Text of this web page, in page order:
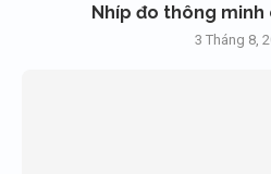
Nhíp đo thông minh
3 Tháng 8,